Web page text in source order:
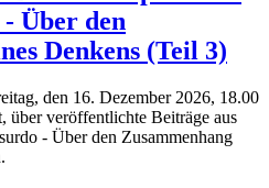
Über den
Denkens (Teil 3)
den 16. Dezember 2026, 18.00
über veröffentlichte Beiträge aus
- Über den Zusammenhang